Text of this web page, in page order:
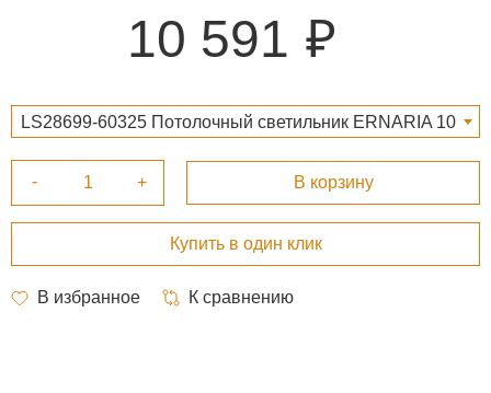
10 591
LS28699-60325 Потолочный светильник ERNARIA 10